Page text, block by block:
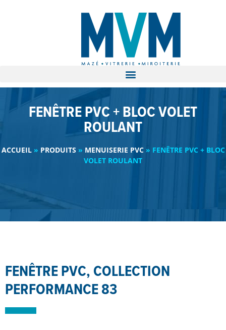
FENÊTRE PVC + BLOC VOLET
ROULANT
ACCUEIL» PRODUITS» MENUISERIE PVC» FENÊTRE PVC + BLOC
VOLET ROULANT
FENÊTRE PVC, COLLECTION
PERFORMANCE 83